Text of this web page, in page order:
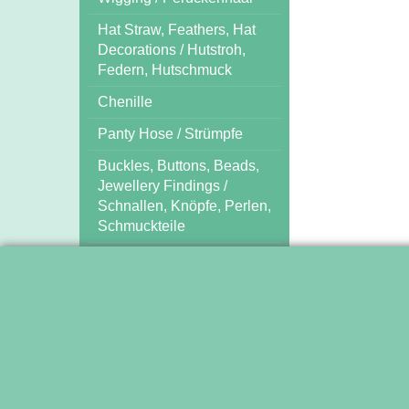
Hat Straw, Feathers, Hat
Decorations / Hutstroh,
Federn, Hutschmuck
Chenille
Panty Hose / Strümpfe
Buckles, Buttons, Beads,
Jewellery Findings /
Schnallen, Knöpfe, Perlen,
Schmuckteile